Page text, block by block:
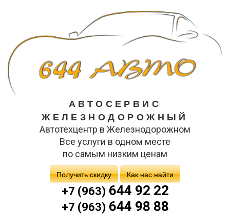
АВТОСЕРВИС
ЖЕЛЕЗНОДОРОЖНЫЙ
Автотехцентр в Железнодорожном
Все услуги в одном месте
по самым низким ценам
Получить скидку Как нас найти
+7 (963)644 92 22
+7 (963)644 98 88